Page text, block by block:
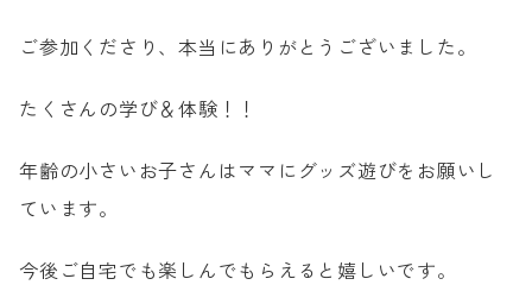
WEB予約
ご参加くださり、本当にありがとうございました。
たくさんの学び＆体験！！
年齢の小さいお子さんはママにグッズ遊びをお願いし
ています。
今後ご自宅でも楽しんでもらえると嬉しいです。